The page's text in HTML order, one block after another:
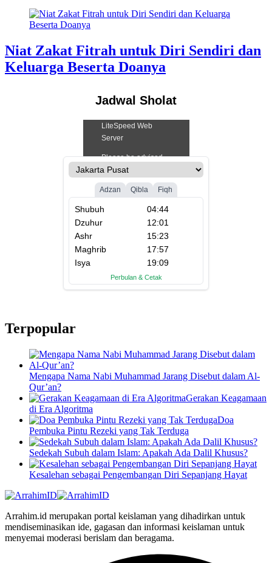
Niat Zakat Fitrah untuk Diri Sendiri dan
Keluarga Beserta Doanya
Jadwal Sholat
Terpopular
Mengapa Nama Nabi Muhammad Jarang Disebut dalam Al-
Qur’an?
Gerakan Keagamaan
di Era Algoritma
Doa
Pembuka Pintu Rezeki yang Tak Terduga
Sedekah Subuh dalam Islam: Apakah Ada Dalil Khusus?
Kesalehan sebagai Pengembangan Diri Sepanjang Hayat
Arrahim.id merupakan portal keislaman yang dihadirkan untuk
mendiseminasikan ide, gagasan dan informasi keislaman untuk
menyemai moderasi berislam dan beragama.